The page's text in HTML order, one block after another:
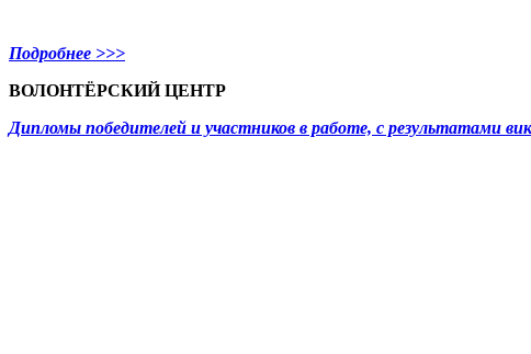
Подробнее >>>
ВОЛОНТЁРСКИЙ ЦЕНТР
Дипломы победителей и участников в работе, с результатами